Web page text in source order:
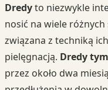
Dredyto niezwykle
nosić na wiele
związana z techniką
pielęgnacją. Dredy
przez około dwa